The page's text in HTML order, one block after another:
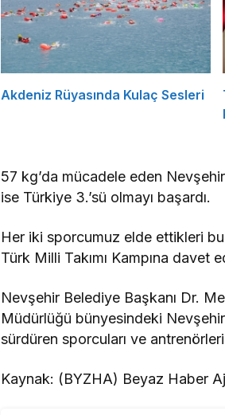
Akdeniz Rüyasında Kulaç Sesleri
57 kg’da mücadele eden
ise Türkiye 3.’sü olmayı başardı.
Her iki sporcumuz elde ettikleri
Türk Milli Takımı Kampına davet
Nevşehir Belediye Başkanı Dr.
Müdürlüğü bünyesindeki Nevşehir
sürdüren sporcuları ve
Kaynak: (BYZHA) Beyaz Haber